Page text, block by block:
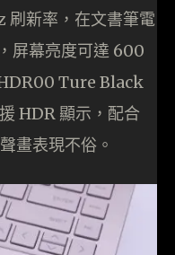
新率，在文書筆電
屏幕亮度可達 600
Ture Black
HDR 顯示，配合
畫表現不俗。